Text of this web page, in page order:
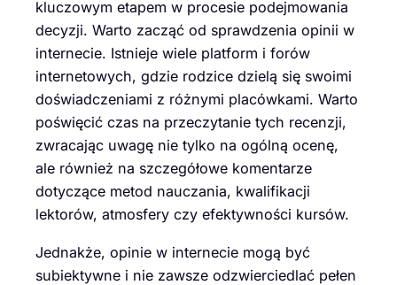
kluczowym etapem w procesie podejmowania
decyzji. Warto zacząć od sprawdzenia opinii w
internecie. Istnieje wiele platform i forów
internetowych, gdzie rodzice dzielą się swoimi
doświadczeniami z różnymi placówkami. Warto
poświęcić czas na przeczytanie tych recenzji,
zwracając uwagę nie tylko na ogólną ocenę,
ale również na szczegółowe komentarze
dotyczące metod nauczania, kwalifikacji
lektorów, atmosfery czy efektywności kursów.
Jednakże, opinie w internecie mogą być
subiektywne i nie zawsze odzwierciedlać pełen